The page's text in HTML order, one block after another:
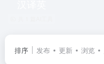
排序 发布 更新 浏览